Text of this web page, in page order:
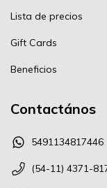
Lista de precios
Gift Cards
Beneficios
Contactános
5491134817446
(54-11) 4371-